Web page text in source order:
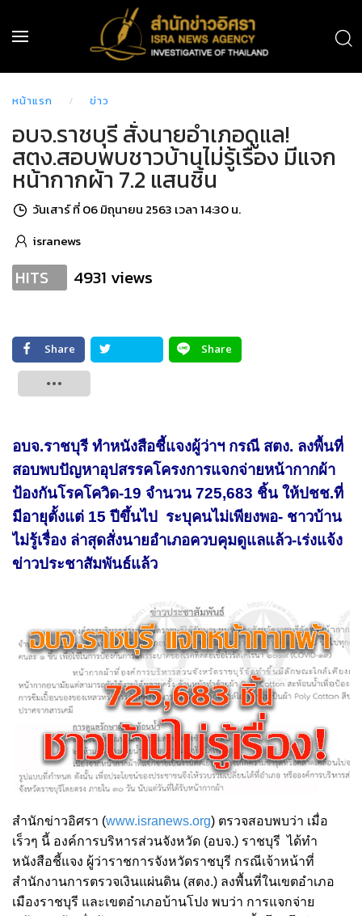
หน้าแรก ข่าว
อบจ.ราชบุรี สั่งนายอำเภอดูแล!
สตง.สอบพบชาวบ้านไม่รู้เรื่อง มีแจก
หน้ากากผ้า 7.2 แสนชิ้น
วันเสาร์ ที่ 06 มิถุนายน 2563 เวลา 14:30 น.
isranews
HITS 4931 views
Share
Share
อบจ.ราชบุรี ทำหนังสือชี้แจงผู้ว่าฯ กรณี สตง. ลงพื้นที่
สอบพบปัญหาอุปสรรคโครงการแจกจ่ายหน้ากากผ้า
ป้องกันโรคโควิด-19 จำนวน 725,683 ชิ้น ให้ปชช.ที่
มีอายุตั้งแต่ 15 ปีขึ้นไป ระบุคนไม่เพียงพอ- ชาวบ้าน
ไม่รู้เรื่อง ล่าสุดสั่งนายอำเภอควบคุมดูแลแล้ว-เร่งแจ้ง
ข่าวประชาสัมพันธ์แล้ว
สำนักข่าวอิศรา (www.isranews.org) ตรวจสอบพบว่า เมื่อ
เร็วๆ นี้ องค์การบริหารส่วนจังหวัด (อบจ.) ราชบุรี ได้ทำ
หนังสือชี้แจง ผู้ว่าราชการจังหวัดราชบุรี กรณีเจ้าหน้าที่
สำนักงานการตรวจเงินแผ่นดิน (สตง.) ลงพื้นที่ในเขตอำเภอ
เมืองราชบุรี และเขตอำเภอบ้านโปง พบว่า การแจกจ่าย